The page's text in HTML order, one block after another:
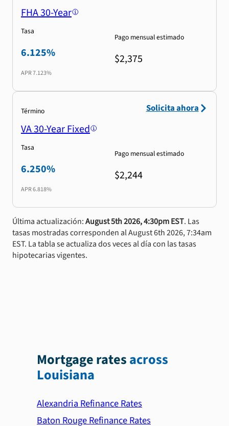
FHA 30-Year
Tasa
6.125%
APR7.123%
Pago mensual estimado
$2,375
Término
VA 30-Year Fixed
Tasa
6.250%
APR6.818%
Pago mensual estimado
$2,244
Solicita ahora
Última actualización:August 5th 2026, 4:30pm EST. Las
tasas mostradas corresponden al August 6th 2026, 7:34am
EST. La tabla se actualiza dos veces al día con las tasas
hipotecarias vigentes.
Mortgage ratesacross
Louisiana
Alexandria Refinance Rates
Baton Rouge Refinance Rates